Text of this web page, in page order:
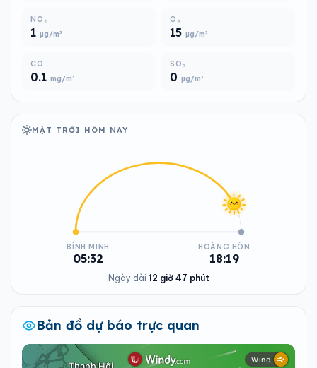
NO₂
1 µg/m³
O₃
15 µg/m³
CO
0.1 mg/m³
SO₂
0 µg/m³
MẶT TRỜI HÔM NAY
BÌNH MINH
05:32
HOÀNG HÔN
18:19
Ngày dài 12 giờ 47 phút
Bản đồ dự báo trực quan